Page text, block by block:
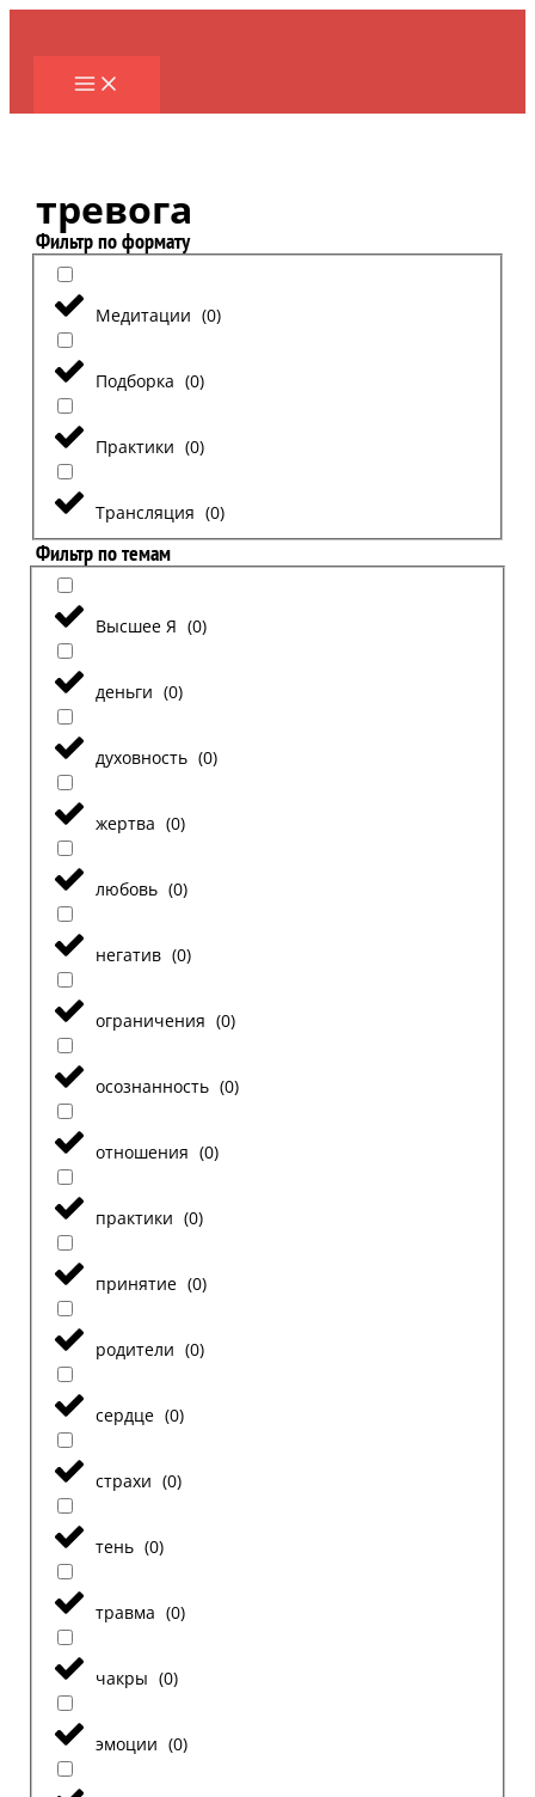
Перейти
содержимому
тревога
Фильтр по формату
Медитации (0)
Подборка (0)
Практики (0)
Трансляция (0)
Фильтр по темам
Высшее Я (0)
деньги (0)
духовность (0)
жертва (0)
любовь (0)
негатив (0)
ограничения (0)
осознанность (0)
отношения (0)
практики (0)
принятие (0)
родители (0)
сердце (0)
страхи (0)
тень (0)
травма (0)
чакры (0)
эмоции (0)